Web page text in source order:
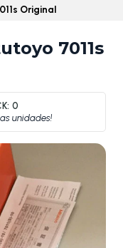
Original
7011s
0
unidades!